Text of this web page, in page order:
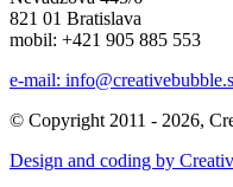
821 01 Bratislava
mobil: +421 905 885 553
e-mail:
© Copyright 2011 - 2026,
Design and coding by